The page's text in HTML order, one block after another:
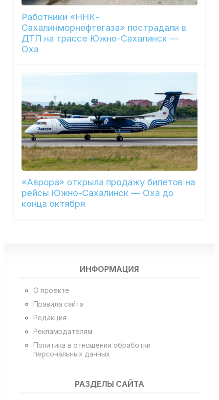
Работники «ННК-
Сахалинморнефтегаза» пострадали в
ДТП на трассе Южно-Сахалинск —
Оха
«Аврора» открыла продажу билетов на
рейсы Южно-Сахалинск — Оха до
конца октября
ИНФОРМАЦИЯ
О проекте
Правила сайта
Редакция
Рекламодателям
Политика в отношении обработки
персональных данных
РАЗДЕЛЫ САЙТА